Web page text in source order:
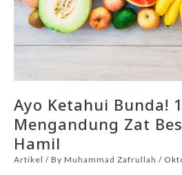
Ayo Ketahui Bunda!
Mengandung Zat
Hamil
Artikel / By Muhammad Zafrullah /